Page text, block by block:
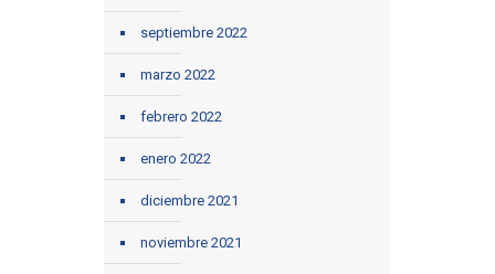
septiembre 2022
marzo 2022
febrero 2022
enero 2022
diciembre 2021
noviembre 2021